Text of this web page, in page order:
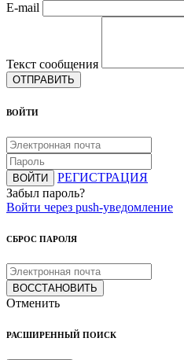
E-mail
Текст сообщения
ОТПРАВИТЬ
ВОЙТИ
ВОЙТИ
РЕГИСТРАЦИЯ
Забыл пароль?
Войти через push-уведомление
СБРОС ПАРОЛЯ
ВОССТАНОВИТЬ
Отменить
РАСШИРЕННЫЙ ПОИСК